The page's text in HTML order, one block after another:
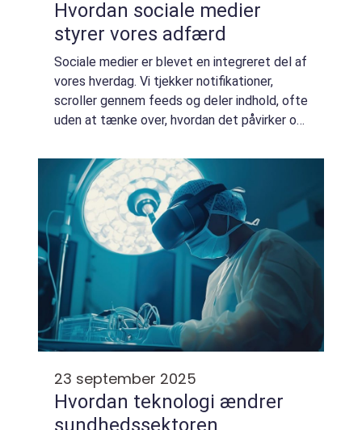
Hvordan sociale medier
styrer vores adfærd
Sociale medier er blevet en integreret del af
vores hverdag. Vi tjekker notifikationer,
scroller gennem feeds og deler indhold, ofte
uden at tænke over, hvordan det påvirker os.
avancerede algoritmer, de...
23 september 2025
Hvordan teknologi ændrer
sundhedssektoren